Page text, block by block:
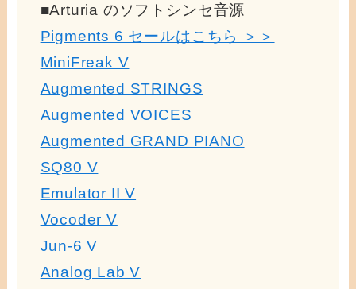
■Arturia のソフトシンセ音源
Pigments 6 セールはこちら ＞＞
MiniFreak V
Augmented STRINGS
Augmented VOICES
Augmented GRAND PIANO
SQ80 V
Emulator II V
Vocoder V
Jun-6 V
Analog Lab V